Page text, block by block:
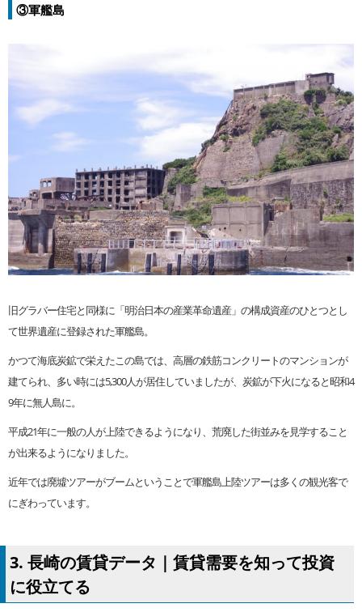
③軍艦島
旧グラバー住宅と同様に「明治日本の産業革命遺産」の構成資産のひとつとし
て世界遺産に登録された軍艦島。
かつて海底炭鉱で栄えたこの島では、高層の鉄筋コンクリートのマンションが
建てられ、多い時には5,300人が居住していましたが、炭鉱が下火になると昭和4
9年に無人島に。
平成21年に一般の人が上陸できるようになり、荒廃した街並みを見学すること
が出来るようになりました。
近年では廃墟ツアーがブームということで軍艦島上陸ツアーは多くの観光客で
にぎわっています。
3. 長崎の賃貸データ｜賃貸需要を知って投資
に役立てる